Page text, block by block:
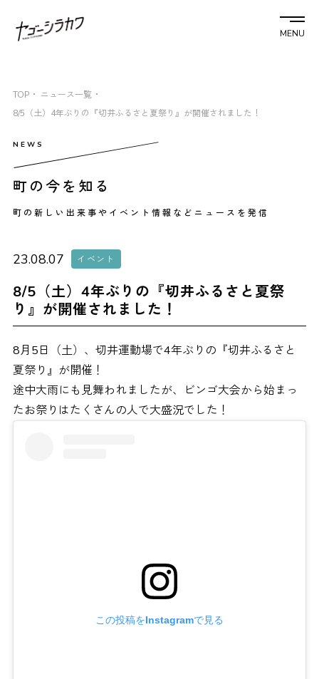
MENU
TOP
ニュース一覧
8/5（土）4年ぶりの『切井ふるさと夏祭り』が開催されました！
町の今を知る
町の新しい出来事やイベント情報などニュースを発信
23.08.07 イベント
8/5（土）4年ぶりの『切井ふるさと夏祭
り』が開催されました！
8月5日（土）、切井運動場で4年ぶりの『切井ふるさと
夏祭り』が開催！
途中大雨にも見舞われましたが、ビンゴ大会から始まっ
たお祭りはたくさんの人で大盛況でした！
この投稿をInstagramで見る